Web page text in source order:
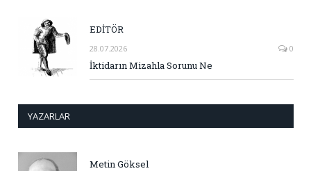
EDİTÖR
28.07.2026 0
İktidarın Mizahla Sorunu Ne
YAZARLAR
Metin Göksel